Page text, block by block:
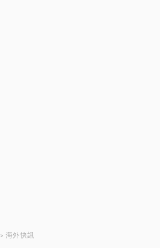
> 海外快訊